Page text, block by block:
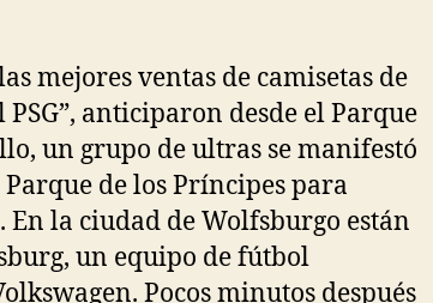
mejores ventas de camisetas de
anticiparon desde el Parque
un grupo de ultras se manifestó
de los Príncipes para
la ciudad de Wolfsburgo están
un equipo de fútbol
Pocos minutos después